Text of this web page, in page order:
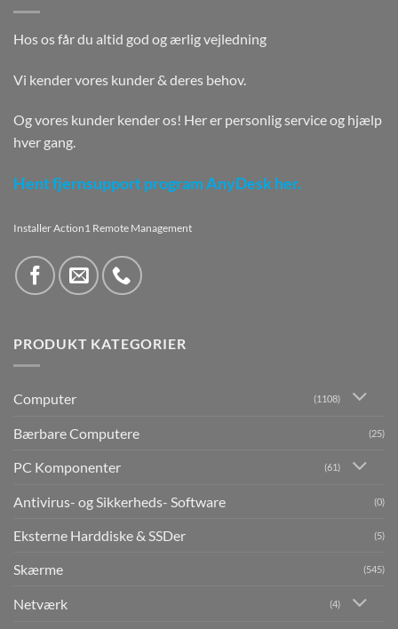
Hos os får du altid god og ærlig vejledning
Vi kender vores kunder & deres behov.
Og vores kunder kender os! Her er personlig service og hjælp
hver gang.
Hent fjernsupport program AnyDesk her.
Installer Action1 Remote Management
PRODUKT KATEGORIER
Computer (1108)
Bærbare Computere (25)
PC Komponenter (61)
Antivirus- og Sikkerheds- Software (0)
Eksterne Harddiske & SSDer (5)
Skærme (545)
Netværk (4)